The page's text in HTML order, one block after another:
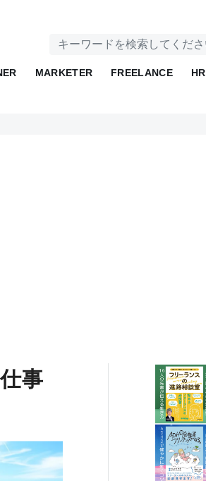
MARKETER FREELANCE HR
事